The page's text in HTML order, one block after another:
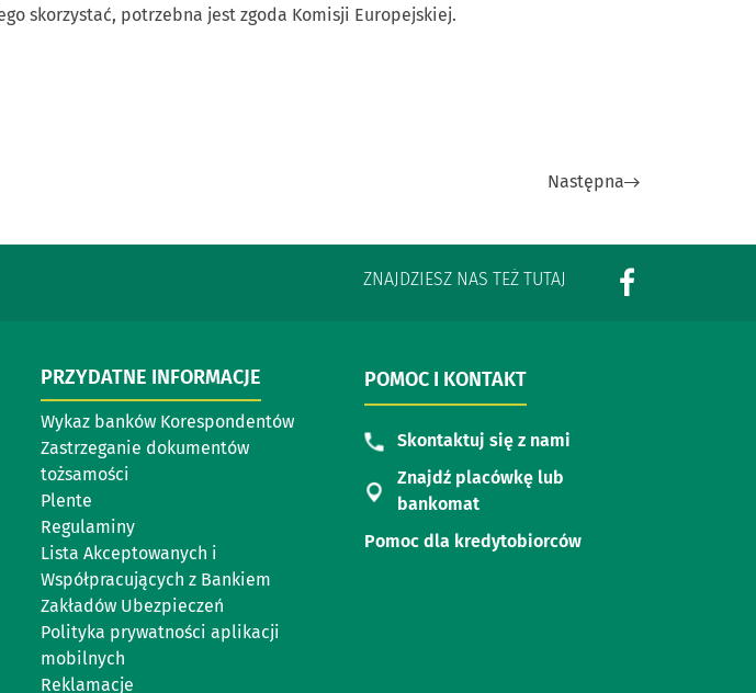
skorzystać, potrzebna jest zgoda Komisji Europejskiej.
Następna
ZNAJDZIESZ NAS TEŻ TUTAJ
PRZYDATNE INFORMACJE
Wykaz banków Korespondentów
Zastrzeganie dokumentów
tożsamości
Plente
Regulaminy
Lista Akceptowanych i
Współpracujących z Bankiem
Zakładów Ubezpieczeń
Polityka prywatności aplikacji
mobilnych
Reklamacje
POMOC I KONTAKT
Skontaktuj się z nami
Znajdź placówkę lub
bankomat
Pomoc dla kredytobiorców